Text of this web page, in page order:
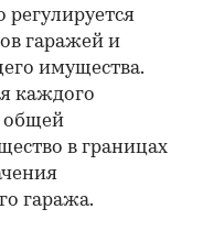
регулируется
гаражей и
имущества.
каждого
общей
в границах
гаража.